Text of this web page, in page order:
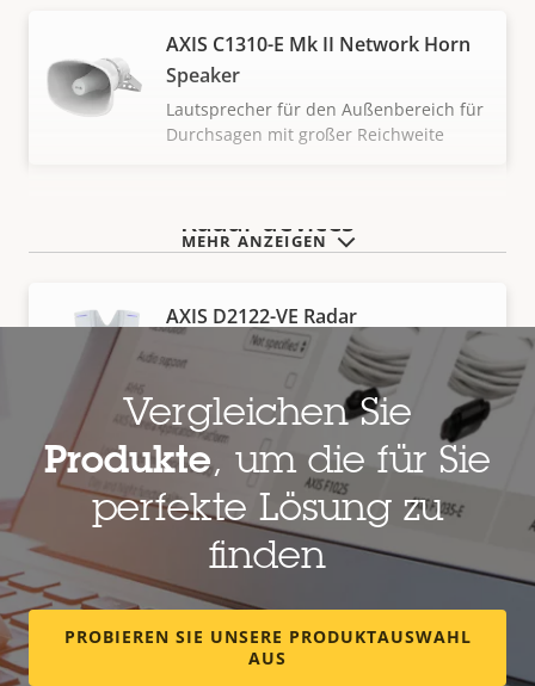
MEHR ANZEIGEN
AXIS C1310-E Mk II Network Horn
Speaker
Lautsprecher für den Außenbereich für
Durchsagen mit großer Reichweite
Radar devices
AXIS D2122-VE Radar
Mehrschichtige, rund um die Uhr
einsetzbare Lösung mit innovativer
180°-Abdeckung
AXIS D2123-VE Radar
Mehrschichtige, rund um die Uhr
einsetzbare Lösung mit innovativer
270°-Abdeckung
Vergleichen Sie
Produkte, um die für Sie
perfekte Lösung zu
finden
PROBIEREN SIE UNSERE PRODUKTAUSWAHL
AUS